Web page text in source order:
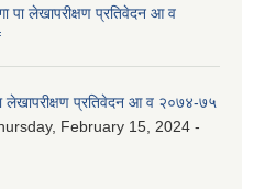
पा लेखापरीक्षण प्रतिवेदन आ व
लेखापरीक्षण प्रतिवेदन आ व २०७४-७५
February 15, 2024 -